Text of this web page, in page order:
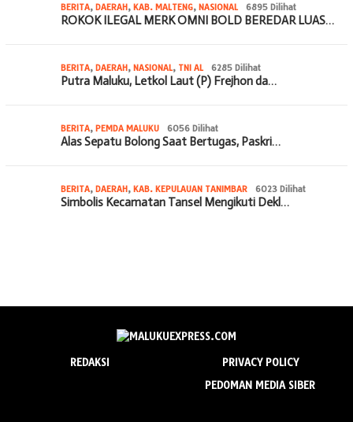
BERITA, DAERAH, KAB. MALTENG, NASIONAL 6895 Dilihat
ROKOK ILEGAL MERK OMNI BOLD BEREDAR LUAS…
BERITA, DAERAH, NASIONAL, TNI AL 6285 Dilihat
Putra Maluku, Letkol Laut (P) Frejhon da…
BERITA, PEMDA MALUKU 6056 Dilihat
Alas Sepatu Bolong Saat Bertugas, Paskri…
BERITA, DAERAH, KAB. KEPULAUAN TANIMBAR 6023 Dilihat
Simbolis Kecamatan Tansel Mengikuti Dekl…
REDAKSI
PRIVACY POLICY
PEDOMAN MEDIA SIBER